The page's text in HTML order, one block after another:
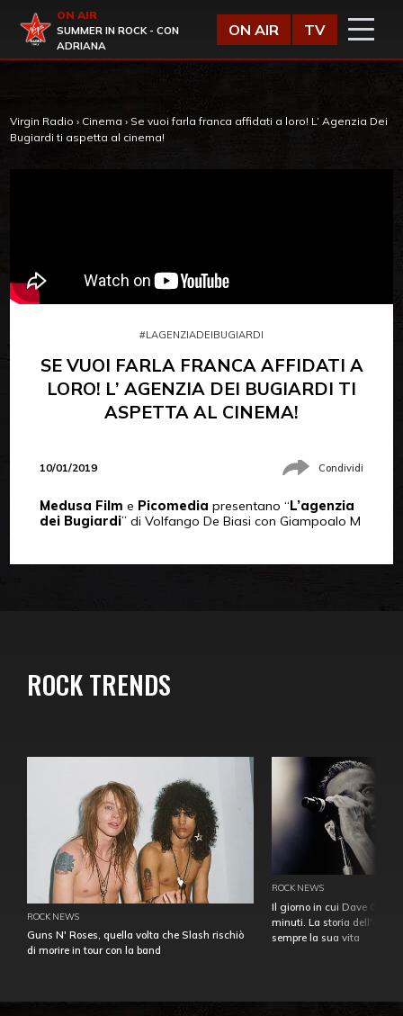
Virgin Radio
ON AIR
SUMMER IN ROCK - CON
ADRIANA
ON AIR TV
Virgin Radio › Cinema › Se vuoi farla franca affidati a loro! L’ Agenzia Dei
Bugiardi ti aspetta al cinema!
#LAGENZIADEIBUGIARDI
SE VUOI FARLA FRANCA AFFIDATI A
LORO! L’ AGENZIA DEI BUGIARDI TI
ASPETTA AL CINEMA!
10/01/2019 Condividi
Medusa Film e Picomedia presentano “L’agenzia
dei Bugiardi” di Volfango De Biasi con Giampoalo M
ROCK TRENDS
ROCK NEWS
Guns N' Roses, quella volta che Slash rischiò
di morire in tour con la band
ROCK NEWS
Il giorno in cui Dave
minuti. La storia
sempre la sua vita